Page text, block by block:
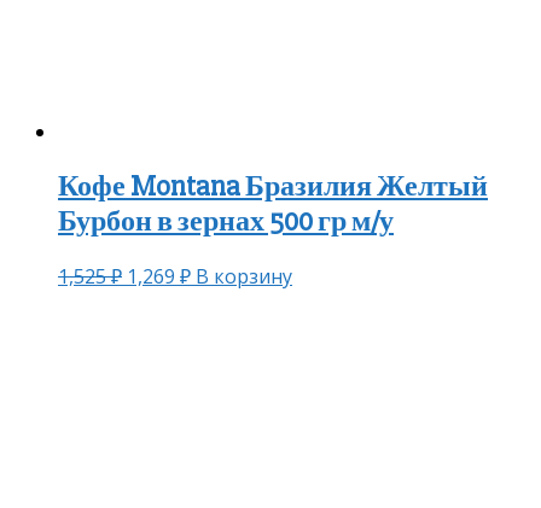
Кофе Montana Бразилия Желтый
Бурбон в зернах 500 гр м/у
1,525₽ 1,269 ₽ В корзину